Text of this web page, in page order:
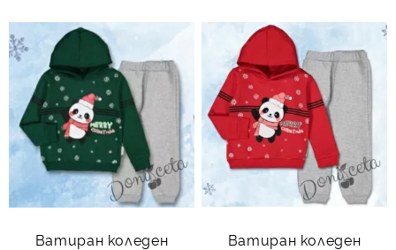
Ватиран коледен
Ватиран коледен